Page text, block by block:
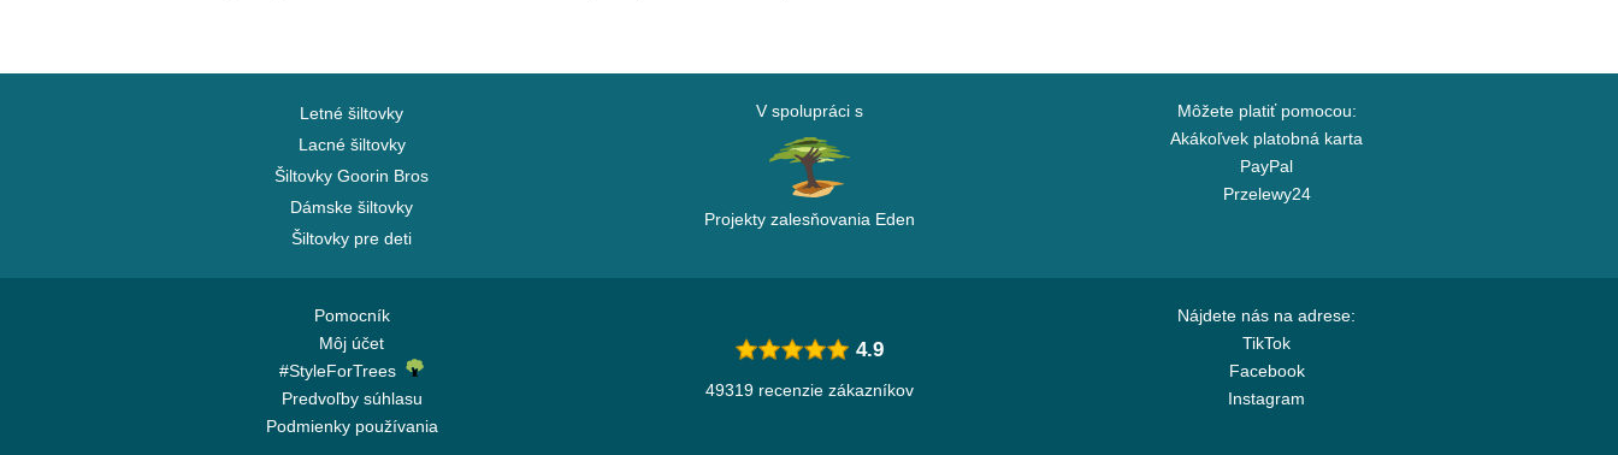
Letné šiltovky
Lacné šiltovky
Šiltovky Goorin Bros
Dámske šiltovky
Šiltovky pre deti
V spolupráci s
Projekty zalesňovania Eden
Môžete platiť pomocou:
Akákoľvek platobná karta
PayPal
Przelewy24
Pomocník
Môj účet
#StyleForTrees
Predvoľby súhlasu
Podmienky používania
Nájdete nás na adrese:
TikTok
Facebook
Instagram
4.9
49319 recenzie zákazníkov